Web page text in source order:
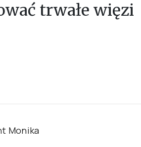
trwałe więzi
Monika